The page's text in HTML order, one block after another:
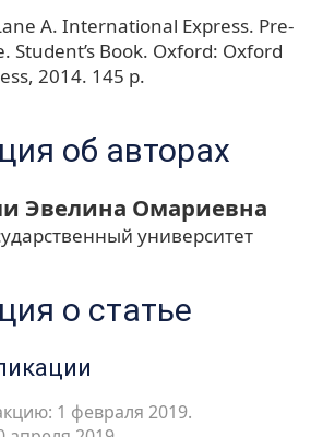
A. International Express. Pre-
Student’s Book. Oxford: Oxford
2014. 145 p.
об авторах
Эвелина Омариевна
университет
о статье
1 февраля 2019.